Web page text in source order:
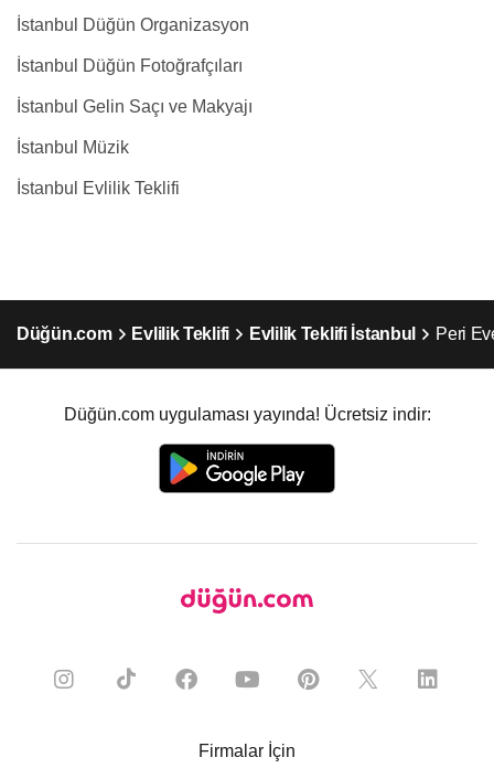
İstanbul Düğün Organizasyon
İstanbul Düğün Fotoğrafçıları
İstanbul Gelin Saçı ve Makyajı
İstanbul Müzik
İstanbul Evlilik Teklifi
Düğün.com Evlilik Teklifi Evlilik Teklifi İstanbul Peri
Düğün.com uygulaması yayında! Ücretsiz indir:
Firmalar İçin